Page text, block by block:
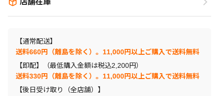
店舗在庫
【通常配送】
送料660円（離島を除く）。11,000円以上ご購入で送料無料
【即配】（最低購入金額は税込2,200円）
送料330円（離島を除く）。11,000円以上ご購入で送料無料
【後日受け取り（全店舗）】